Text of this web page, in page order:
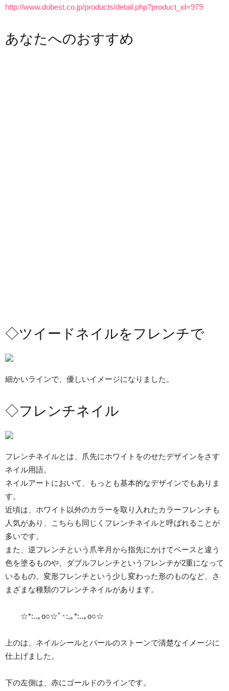
http://www.dobest.co.jp/products/detail.php?product_id=979
あなたへのおすすめ
◇ツイードネイルをフレンチで
細かいラインで、優しいイメージになりました。
◇フレンチネイル
フレンチネイルとは、爪先にホワイトをのせたデザインをさす
ネイル用語。
ネイルアートにおいて、もっとも基本的なデザインでもありま
す。
近頃は、ホワイト以外のカラーを取り入れたカラーフレンチも
人気があり、こちらも同じくフレンチネイルと呼ばれることが
多いです。
また、逆フレンチという爪半月から指先にかけてベースと違う
色を塗るものや、ダブルフレンチというフレンチが2重になって
いるもの、変形フレンチという少し変わった形のものなど、さ
まざまな種類のフレンチネイルがあります。
☆*:..｡o○☆ﾟ･:,｡*:..｡o○☆
上のは、ネイルシールとパールのストーンで清楚なイメージに
仕上げました。
下の左側は、赤にゴールドのラインです。